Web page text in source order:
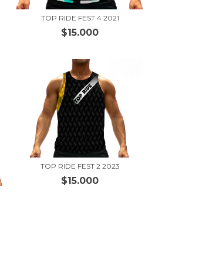
TOP RIDE FEST 4 2021
$15.000
TOP RIDE FEST 2 2023
$15.000